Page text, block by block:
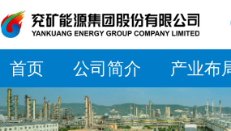
首页 公司简介 产业布